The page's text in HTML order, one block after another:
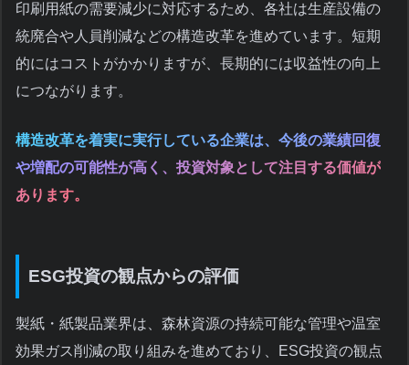
印刷用紙の需要減少に対応するため、各社は生産設備の
統廃合や人員削減などの構造改革を進めています。短期
的にはコストがかかりますが、長期的には収益性の向上
につながります。
構造改革を着実に実行している企業は、今後の業績回復
や増配の可能性が高く、投資対象として注目する価値が
あります。
ESG投資の観点からの評価
製紙・紙製品業界は、森林資源の持続可能な管理や温室
効果ガス削減の取り組みを進めており、ESG投資の観点